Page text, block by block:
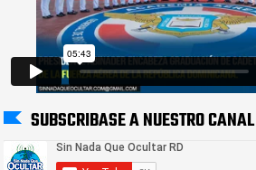
SUBSCRIBASE A NUESTRO CANAL